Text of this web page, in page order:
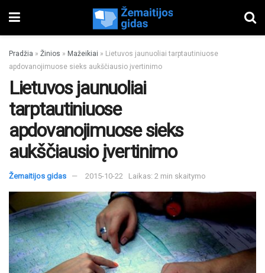
Pradžia » Žinios » Mažeikiai » Lietuvos jaunuoliai tarptautiniuose
apdovanojimuose sieks aukščiausio įvertinimo
Lietuvos jaunuoliai
tarptautiniuose
apdovanojimuose sieks
aukščiausio įvertinimo
Žemaitijos gidas 2015-10-22 Laikas: 2 min skaitymo